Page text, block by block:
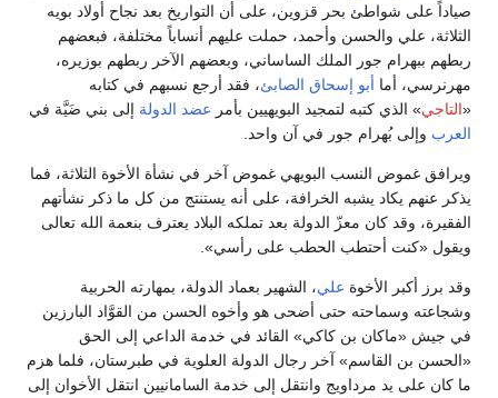
صياداً على شواطئ بحر قزوين، على أن التواريخ بعد نجاح أولاد بويه
الثلاثة، علي والحسن وأحمد، حملت عليهم أنساباً مختلفة، فبعضهم
ربطهم ببهرام جور الملك الساساني، وبعضهم الآخر ربطهم بوزيره،
مهرنرسي، أما أبو إسحاق الصابئ، فقد أرجع نسبهم في كتابه
«التاجي» الذي كتبه لتمجيد البويهيين بأمر عضد الدولة إلى بني ضَيَّة في
العرب وإلى بُهرام جور في آن واحد.
ويرافق غموض النسب البويهي غموض آخر في نشأة الأخوة الثلاثة، فما
يذكر عنهم يكاد يشبه الخرافة، على أنه يستنتج من كل ما ذكر نشأتهم
الفقيرة، وقد كان معزّ الدولة بعد تملكه البلاد يعترف بنعمة الله تعالى
ويقول «كنت أحتطب الحطب على رأسي».
وقد برز أكبر الأخوة علي، الشهير بعماد الدولة، بمهارته الحربية
وشجاعته وسماحته حتى أضحى هو وأخوه الحسن من القوَّاد البارزين
في جيش «ماكان بن كاكي» القائد في خدمة الداعي إلى الحق
«الحسن بن القاسم» آخر رجال الدولة العلوية في طبرستان، فلما هزم
ما كان على يد مرداويج وانتقل إلى خدمة السامانيين انتقل الأخوان إلى